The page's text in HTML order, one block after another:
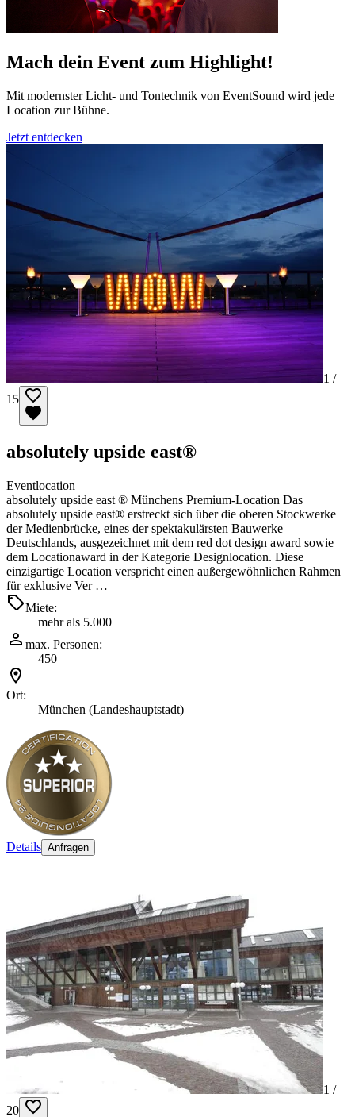
Mach dein Event zum Highlight!
Mit modernster Licht- und Tontechnik von EventSound wird jede
Location zur Bühne.
Jetzt entdecken
1 /
15
absolutely upside east®
Eventlocation
absolutely upside east ® Münchens Premium-Location Das
absolutely upside east® erstreckt sich über die oberen Stockwerke
der Medienbrücke, eines der spektakulärsten Bauwerke
Deutschlands, ausgezeichnet mit dem red dot design award sowie
dem Locationaward in der Kategorie Designlocation. Diese
einzigartige Location verspricht einen außergewöhnlichen Rahmen
für exklusive Ver …
Miete:
mehr als 5.000
max. Personen:
450
Ort:
München (Landeshauptstadt)
Details Anfragen
1 /
20